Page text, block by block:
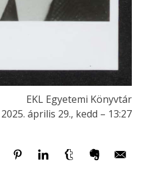
EKL Egyetemi Könyvtár
2025. április 29., kedd – 13:27